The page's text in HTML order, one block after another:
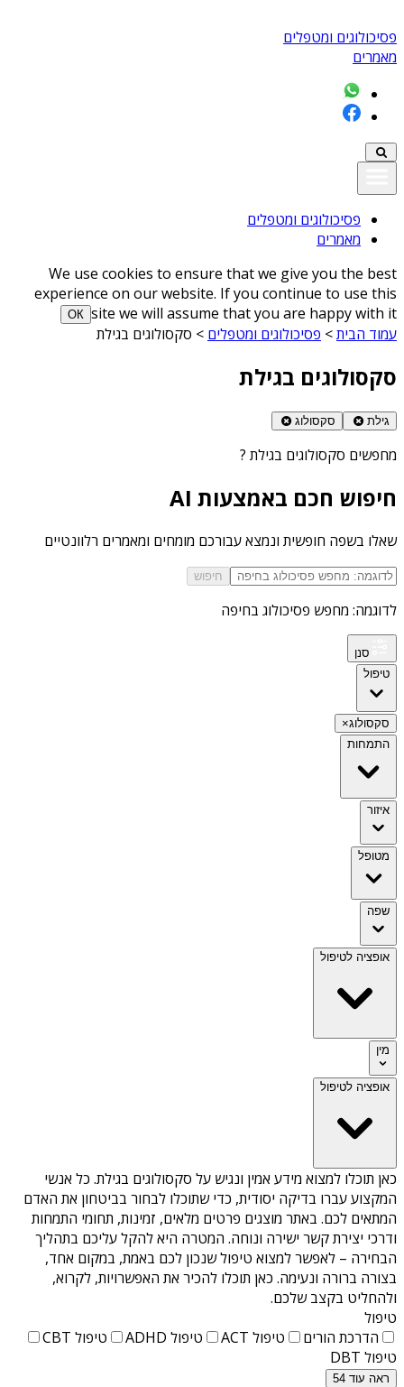
פסיכולוגים ומטפלים
מאמרים
פסיכולוגים ומטפלים
מאמרים
We use cookies to ensure that we give you the best
experience on our website. If you continue to use this
site we will assume that you are happy with it
ОК
עמוד הבית> פסיכולוגים ומטפלים > סקסולוגים בגילת
סקסולוגים בגילת
גילת סקסולוג
מחפשים סקסולוגים בגילת ?
חיפוש חכם באמצעות AI
שאלו בשפה חופשית ונמצא עבורכם מומחים ומאמרים רלוונטיים
חיפוש
לדוגמה: מחפש פסיכולוג בחיפה
סנן
טיפול
סקסולוג×
התמחות
איזור
מטופל
שפה
אופציה לטיפול
מין
אופציה לטיפול
כאן תוכלו למצוא מידע אמין ונגיש על סקסולוגים בגילת. כל אנשי
המקצוע עברו בדיקה יסודית, כדי שתוכלו לבחור בביטחון את האדם
המתאים לכם. באתר מוצגים פרטים מלאים, זמינות, תחומי התמחות
ודרכי יצירת קשר ישירה ונוחה. המטרה היא להקל עליכם בתהליך
הבחירה – לאפשר למצוא טיפול שנכון לכם באמת, במקום אחד,
בצורה ברורה ונעימה. כאן תוכלו להכיר את האפשרויות, לקרוא,
ולהחליט בקצב שלכם.
טיפול
הדרכת הורים
טיפול ACT טיפול ADHD
טיפול CBT
טיפול DBT
ראה עוד 54